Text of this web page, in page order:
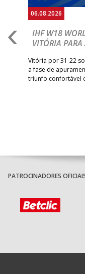
06.08.2026
IHF W18
VITÓRIA
Vitória por 31-22
a fase de
triunfo confortável
PATROCINADORES